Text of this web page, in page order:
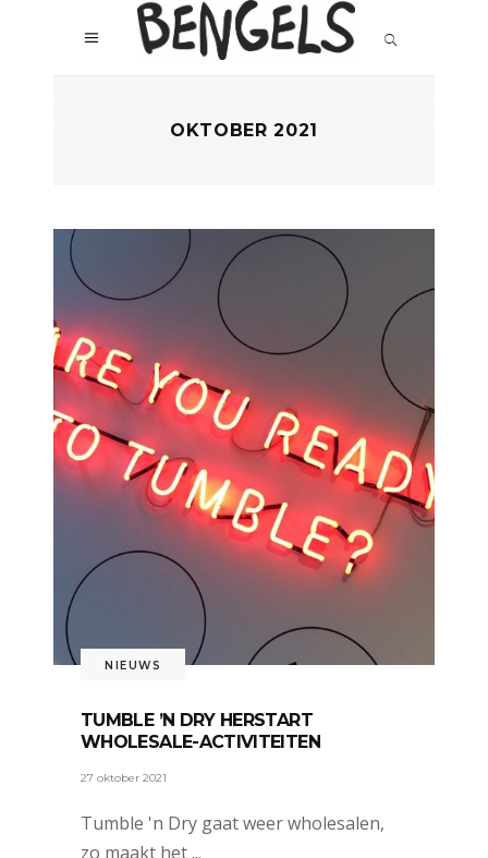
OKTOBER 2021
NIEUWS
TUMBLE ’N DRY HERSTART
WHOLESALE-ACTIVITEITEN
27 oktober 2021
Tumble 'n Dry gaat weer wholesalen,
zo maakt het